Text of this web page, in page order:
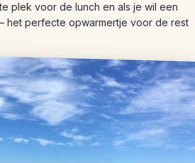
plek voor de lunch en als je wil een
het perfecte opwarmertje voor de rest